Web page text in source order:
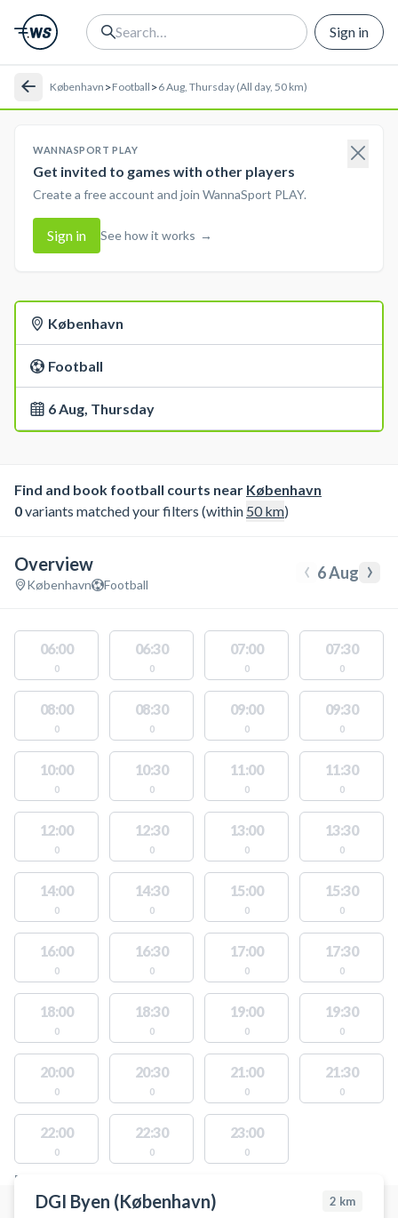
Sign in
København >Football >6 Aug, Thursday (All day, 50 km)
WANNASPORT PLAY
Get invited to games with other players
Create a free account and join WannaSport PLAY.
Sign in See how it works →
København
Football
6 Aug, Thursday
Find and book football courts near København
0variants matched your filters (within 50km)
Overview
København Football ‹ 6 Aug ›
06:00
0
06:30
0
07:00
0
07:30
0
08:00
0
08:30
0
09:00
0
09:30
0
10:00
0
10:30
0
11:00
0
11:30
0
12:00
0
12:30
0
13:00
0
13:30
0
14:00
0
14:30
0
15:00
0
15:30
0
16:00
0
16:30
0
17:00
0
17:30
0
18:00
0
18:30
0
19:00
0
19:30
0
20:00
0
20:30
0
21:00
0
21:30
0
22:00
0
22:30
0
23:00
0
FACILITIES WITH AVAILABLE ACTIVITIES
DGI Byen (København) 2 km